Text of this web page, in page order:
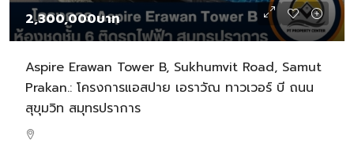
2,300,000บาท
Aspire Erawan Tower B, Sukhumvit Road, Samut
Prakan.: โครงการแอสปาย เอราวัณ ทาวเวอร์ บี ถนน
สุขุมวิท สมุทรปราการ